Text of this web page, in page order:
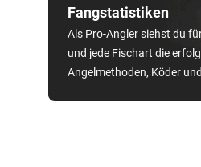
Fangstatistiken
Als Pro-Angler siehst du
und jede Fischart die
Angelmethoden, Köder